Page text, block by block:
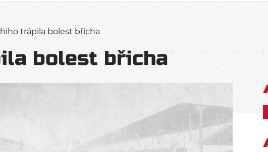
trápila bolest břicha
bolest břicha